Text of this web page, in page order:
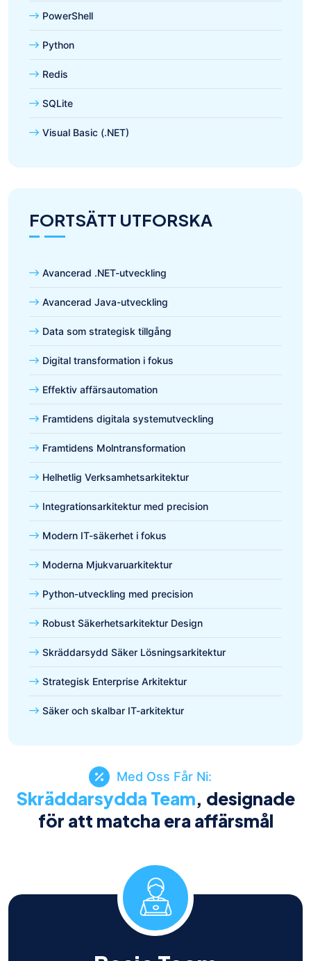
PowerShell
Python
Redis
SQLite
Visual Basic (.NET)
FORTSÄTT UTFORSKA
Avancerad .NET-utveckling
Avancerad Java-utveckling
Data som strategisk tillgång
Digital transformation i fokus
Effektiv affärsautomation
Framtidens digitala systemutveckling
Framtidens Molntransformation
Helhetlig Verksamhetsarkitektur
Integrationsarkitektur med precision
Modern IT-säkerhet i fokus
Moderna Mjukvaruarkitektur
Python-utveckling med precision
Robust Säkerhetsarkitektur Design
Skräddarsydd Säker Lösningsarkitektur
Strategisk Enterprise Arkitektur
Säker och skalbar IT-arkitektur
Med Oss Får Ni:
Skräddarsydda Team, designade
för att matcha era affärsmål